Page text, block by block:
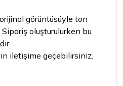
görüntüsüyle ton
Sipariş oluşturulurken bu
iletişime geçebilirsiniz.